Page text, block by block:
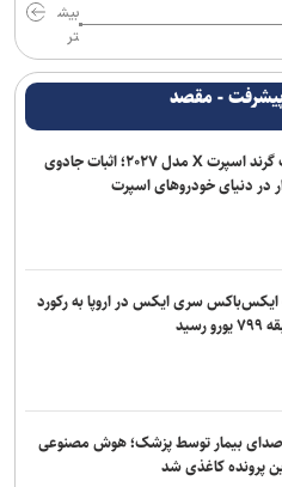
از جی‌دی ونس برای انتخابات
جمهور تاریخ آمریکا است
می‌شود
بیش
تر
- مقصد
کوروت گرند اسپرت X مدل ۲۰۲۷؛ اثبات جادوی
در دنیای خودروهای اسپرت
سری ایکس در اروپا به رکورد
رسید
بیمار توسط پزشک؛ هوش مصنوعی
پرونده کاغذی شد